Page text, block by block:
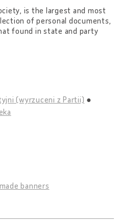
is the largest and most
of personal documents,
found in state and party
(wyrzuceni z Partii)
banners